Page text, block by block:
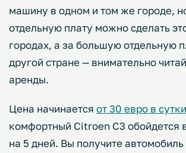
машину в одном и том же городе,
отдельную плату можно сделать
городах, а за большую отдельную
другой стране — внимательно
аренды.
Цена начинается от 30 евро в сутки
комфортный Citroen C3 обойдется
на 5 дней. Вы получите